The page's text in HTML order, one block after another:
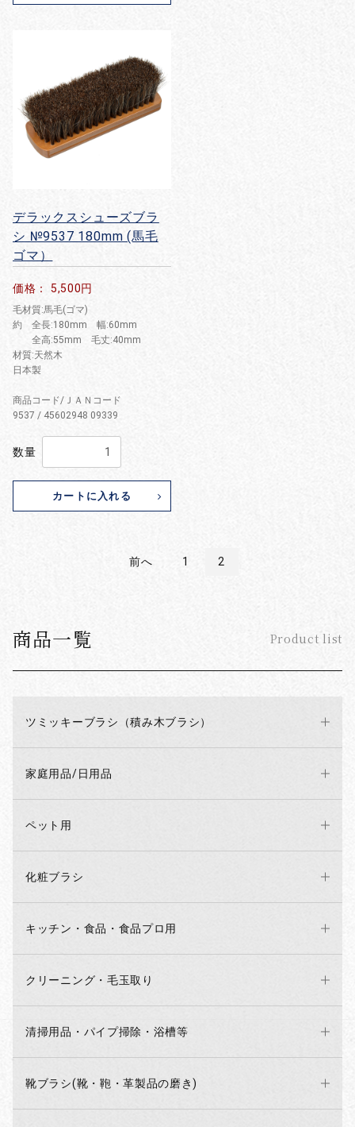
商品一覧 Product list
ツミッキーブラシ（積み木ブラシ）
家庭用品/日用品
ペット用
化粧ブラシ
キッチン・食品・食品プロ用
クリーニング・毛玉取り
清掃用品・パイプ掃除・浴槽等
靴ブラシ(靴・鞄・革製品の磨き)
デラックスシューズブラ
シ №9537 180mm (馬毛
ゴマ）
価格： 5,500円
毛材質:馬毛(ゴマ)
約 全長:180mm 幅:60mm
全高:55mm 毛丈:40mm
材質:天然木
日本製
商品コード/ＪＡＮコード
9537 / 45602948 09339
数量
カートに入れる
前へ 1 2